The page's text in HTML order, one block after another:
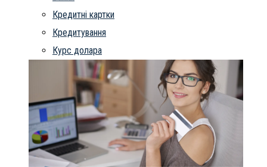
Кредитні картки
Кредитування
Курс долара